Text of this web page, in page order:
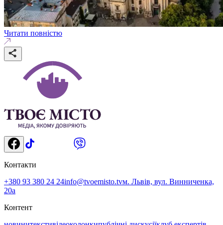
Читати повністю
Контакти
+380 93 380 24 24info@tvoemisto.tvм. Львів, вул. Винниченка,
20а
Контент